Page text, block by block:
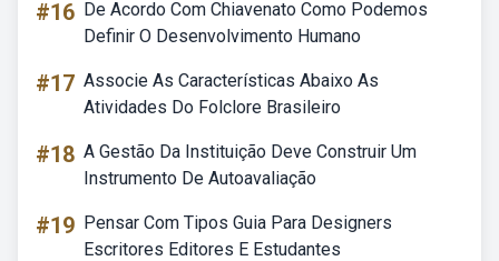
#16 De Acordo Com Chiavenato Como Podemos
Definir O Desenvolvimento Humano
#17 Associe As Características Abaixo As
Atividades Do Folclore Brasileiro
#18 A Gestão Da Instituição Deve Construir Um
Instrumento De Autoavaliação
#19 Pensar Com Tipos Guia Para Designers
Escritores Editores E Estudantes